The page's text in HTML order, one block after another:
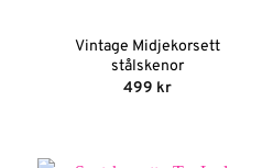
Vintage Midjekorsett
stålskenor
499 kr